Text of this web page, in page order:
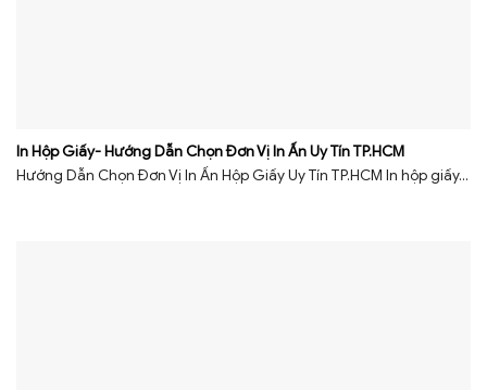
In Hộp Giấy- Hướng Dẫn Chọn Đơn Vị In Ấn Uy Tín TP.HCM
Hướng Dẫn Chọn Đơn Vị In Ấn Hộp Giấy Uy Tín TP.HCM In hộp giấy...